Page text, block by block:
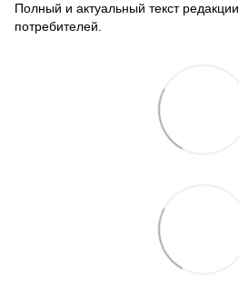
Полный и актуальный текст редакции
потребителей.